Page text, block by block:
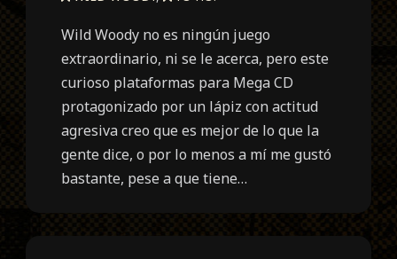
Wild Woody no es ningún juego
extraordinario, ni se le acerca, pero este
curioso plataformas para Mega CD
protagonizado por un lápiz con actitud
agresiva creo que es mejor de lo que la
gente dice, o por lo menos a mí me gustó
bastante, pese a que tiene…